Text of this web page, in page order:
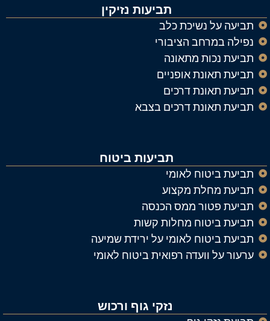
תביעות נזיקין
תביעה על נשיכת כלב
נפילה במרחב הציבורי
תביעת נכות מתאונה
תביעת תאונת אופניים
תביעת תאונת דרכים
תביעת תאונת דרכים בצבא
תביעות ביטוח
תביעת ביטוח לאומי
תביעת מחלת מקצוע
תביעת פטור ממס הכנסה
תביעת ביטוח מחלות קשות
תביעת ביטוח לאומי על ירידת שמיעה
ערעור על וועדה רפואית ביטוח לאומי
נזקי גוף ורכוש